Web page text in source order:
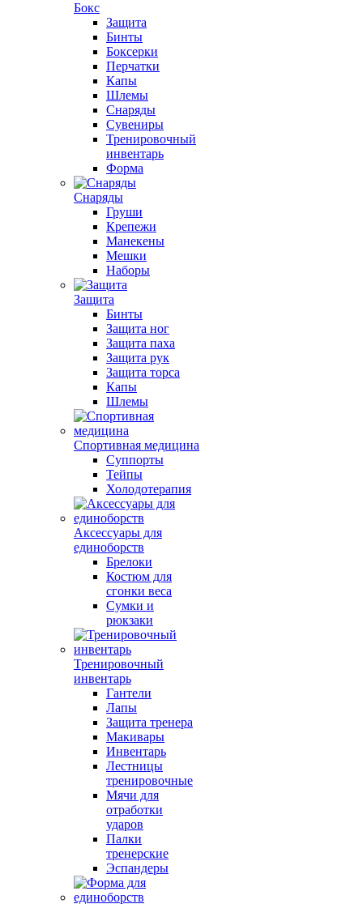
Бокс
Защита
Бинты
Боксерки
Перчатки
Капы
Шлемы
Снаряды
Сувениры
Тренировочный
инвентарь
Форма
Снаряды
Груши
Крепежи
Манекены
Мешки
Наборы
Защита
Бинты
Защита ног
Защита паха
Защита рук
Защита торса
Капы
Шлемы
Спортивная медицина
Суппорты
Тейпы
Холодотерапия
Аксессуары для
единоборств
Брелоки
Костюм для
сгонки веса
Сумки и
рюкзаки
Тренировочный
инвентарь
Гантели
Лапы
Защита тренера
Макивары
Инвентарь
Лестницы
тренировочные
Мячи для
отработки
ударов
Палки
тренерские
Эспандеры